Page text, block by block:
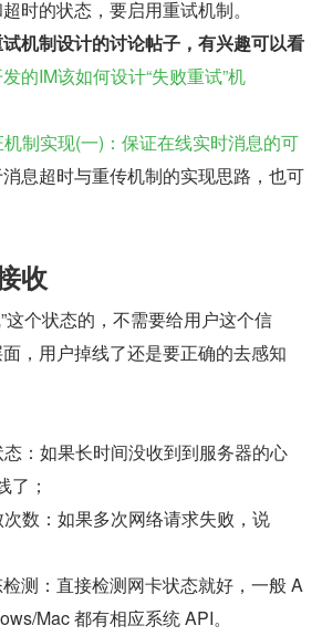
时的状态，要启用重试机制。
机制设计的讨论帖子，有兴趣可以看
的IM该如何设计“失败重试”机
制实现(一)：保证在线实时消息的可
息超时与重传机制的实现思路，也可
收
这个状态的，不需要给用户这个信
，用户掉线了还是要正确的去感知
：如果长时间没收到到服务器的心
了；
数：如果多次网络请求失败，说
测：直接检测网卡状态就好，一般 A
Mac 都有相应系统 API。